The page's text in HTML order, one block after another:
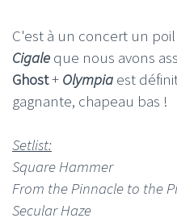
C'est à un concert un
Cigale que nous avons
Ghost+ Olympia est
gagnante, chapeau bas !
Setlist:
Square Hammer
From the Pinnacle to the
Secular Haze